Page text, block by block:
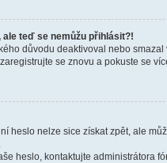
teď se nemůžu přihlásit?!
důvodu deaktivoval nebo
se znovu a pokuste se
heslo nelze sice získat zpět, ale
heslo, kontaktujte administrátora